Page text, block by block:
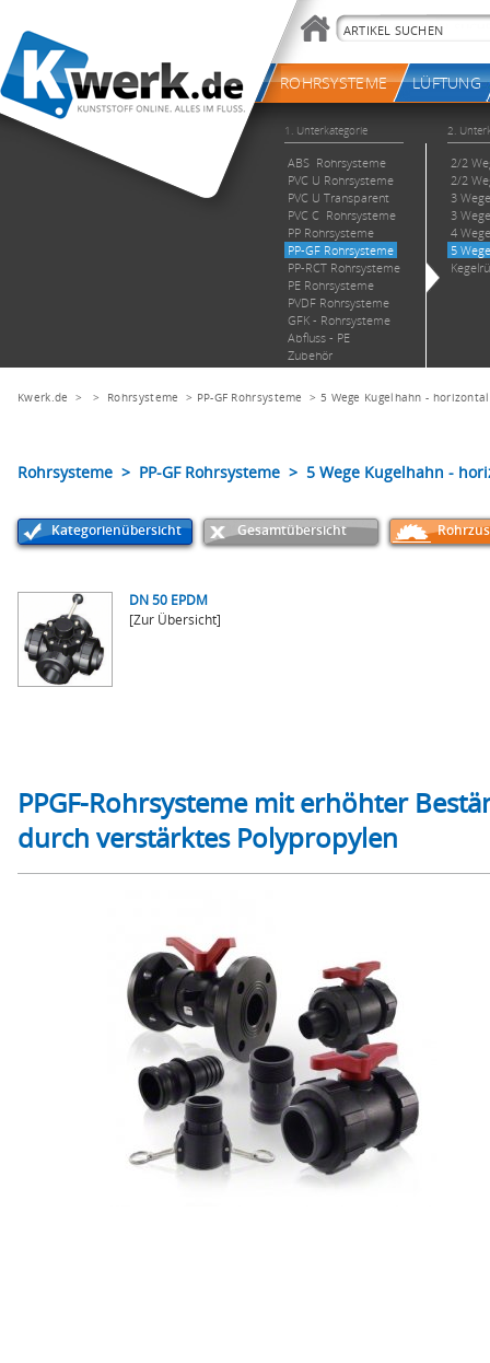
Kwerk.de > > Rohrsysteme > PP-GF Rohrsysteme > 5 Wege Kugelhahn -
Rohrsysteme > PP-GF Rohrsysteme > 5 Wege Kugelhahn -
Kategorienübersicht Gesamtübersicht
DN 50 EPDM
[Zur Übersicht]
PPGF-Rohrsysteme mit erhöhter
durch verstärktes Polypropylen